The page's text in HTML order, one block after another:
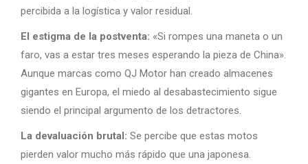
percibida a la logística y valor residual.
El estigma de la postventa: «Si rompes una maneta o un
faro, vas a estar tres meses esperando la pieza de China».
Aunque marcas como QJ Motor han creado almacenes
gigantes en Europa, el miedo al desabastecimiento sigue
siendo el principal argumento de los detractores.
La devaluación brutal: Se percibe que estas motos
pierden valor mucho más rápido que una japonesa.